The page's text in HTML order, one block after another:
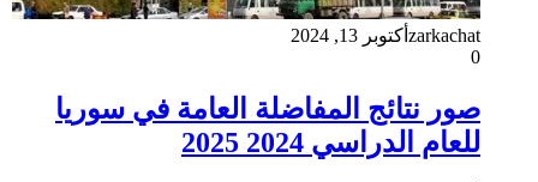
zarkachat أكتوبر 13, 2024
0
صور نتائج المفاضلة العامة في سوريا
للعام الدراسي 2024 2025